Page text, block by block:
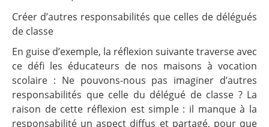
Créer d’autres responsabilités que celles de délégués
de classe
En guise d’exemple, la réflexion suivante traverse avec
ce défi les éducateurs de nos maisons à vocation
scolaire : Ne pouvons-nous pas imaginer d’autres
responsabilités que celle du délégué de classe ? La
raison de cette réflexion est simple : il manque à la
responsabilité un aspect diffus et partagé, pour que